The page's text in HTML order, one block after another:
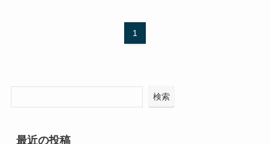
1
検索
最近の投稿